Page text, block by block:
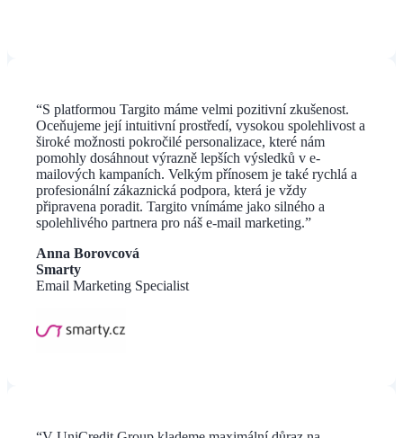
“S platformou Targito máme velmi pozitivní zkušenost.
Oceňujeme její intuitivní prostředí, vysokou spolehlivost a
široké možnosti pokročilé personalizace, které nám
pomohly dosáhnout výrazně lepších výsledků v e-
mailových kampaních. Velkým přínosem je také rychlá a
profesionální zákaznická podpora, která je vždy
připravena poradit. Targito vnímáme jako silného a
spolehlivého partnera pro náš e-mail marketing.”
Anna Borovcová
Smarty
Email Marketing Specialist